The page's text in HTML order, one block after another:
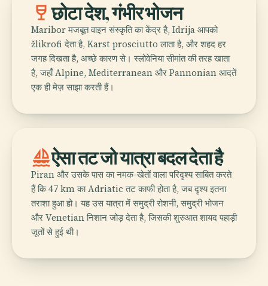
wine_barछोटा देश, गंभीर भोजन
Maribor मजबूत वाइन संस्कृति का केंद्र है, Idrija आपको
žlikrofi देता है, Karst prosciutto लाता है, और शहद हर
जगह दिखता है, अच्छे कारण से। स्लोवेनिया सीमांत की तरह खाता
है, जहाँ Alpine, Mediterranean और Pannonian आदतें
एक ही मेज़ साझा करती हैं।
sailingऐसा तट जो यात्रा बदल देता है
Piran और उसके पास का नमक-खेतों वाला परिदृश्य साबित करते
हैं कि 47 km का Adriatic तट काफी होता है, जब दृश्य इतना
तराशा हुआ हो। यह उस यात्रा में समुद्री रोशनी, समुद्री भोजन
और Venetian निशान जोड़ देता है, जिसकी शुरुआत शायद पहाड़ी
जूतों से हुई थी।